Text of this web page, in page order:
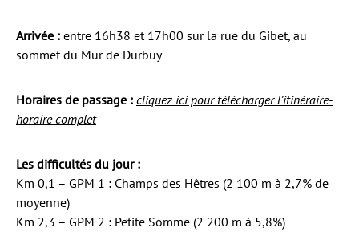
Arrivée : entre 16h38 et 17h00 sur la rue du Gibet, au
sommet du Mur de Durbuy
Horaires de passage : cliquez ici pour télécharger l’itinéraire-
horaire complet
Les difficultés du jour :
Km 0,1 – GPM 1 : Champs des Hêtres (2 100 m à 2,7% de
moyenne)
Km 2,3 – GPM 2 : Petite Somme (2 200 m à 5,8%)